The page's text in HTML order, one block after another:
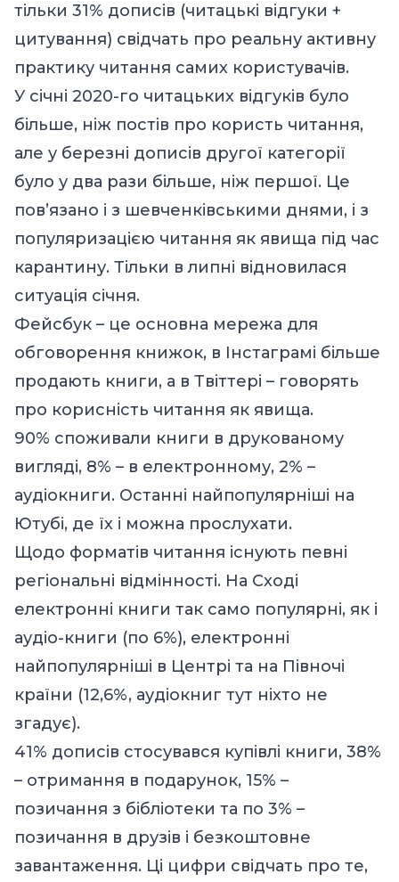
тільки 31% дописів (читацькі відгуки +
цитування) свідчать про реальну активну
практику читання самих користувачів.
У січні 2020-го читацьких відгуків було
більше, ніж постів про користь читання,
але у березні дописів другої категорії
було у два рази більше, ніж першої. Це
пов’язано і з шевченківськими днями, і з
популяризацією читання як явища під час
карантину. Тільки в липні відновилася
ситуація січня.
Фейсбук – це основна мережа для
обговорення книжок, в Інстаграмі більше
продають книги, а в Твіттері – говорять
про корисність читання як явища.
90% споживали книги в друкованому
вигляді, 8% – в електронному, 2% –
аудіокниги. Останні найпопулярніші на
Ютубі, де їх і можна прослухати.
Щодо форматів читання існують певні
регіональні відмінності. На Сході
електронні книги так само популярні, як і
аудіо-книги (по 6%), електронні
найпопулярніші в Центрі та на Півночі
країни (12,6%, аудіокниг тут ніхто не
згадує).
41% дописів стосувався купівлі книги, 38%
– отримання в подарунок, 15% –
позичання з бібліотеки та по 3% –
позичання в друзів і безкоштовне
завантаження. Ці цифри свідчать про те,